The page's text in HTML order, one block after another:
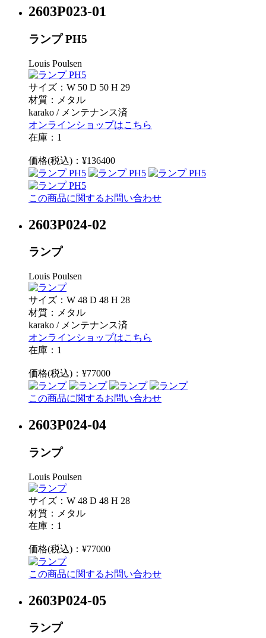
2603P023-01
ランプ PH5
Louis Poulsen
サイズ：W 50 D 50 H 29
材質：メタル
karako / メンテナンス済
オンラインショップはこちら
在庫：1
価格(税込)：¥136400
この商品に関するお問い合わせ
2603P024-02
ランプ
Louis Poulsen
サイズ：W 48 D 48 H 28
材質：メタル
karako / メンテナンス済
オンラインショップはこちら
在庫：1
価格(税込)：¥77000
この商品に関するお問い合わせ
2603P024-04
ランプ
Louis Poulsen
サイズ：W 48 D 48 H 28
材質：メタル
在庫：1
価格(税込)：¥77000
この商品に関するお問い合わせ
2603P024-05
ランプ